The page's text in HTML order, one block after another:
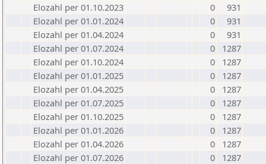
Elozahl per 01.10.2023
0
931
Elozahl per 01.01.2024
0
931
Elozahl per 01.04.2024
0
931
Elozahl per 01.07.2024
0
1287
Elozahl per 01.10.2024
0
1287
Elozahl per 01.01.2025
0
1287
Elozahl per 01.04.2025
0
1287
Elozahl per 01.07.2025
0
1287
Elozahl per 01.10.2025
0
1287
Elozahl per 01.01.2026
0
1287
Elozahl per 01.04.2026
0
1287
Elozahl per 01.07.2026
0
1287